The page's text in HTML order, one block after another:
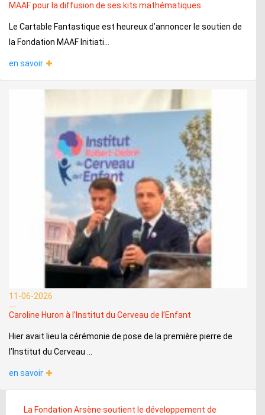
MAAF pour la diffusion de ses kits mathématiques
Le Cartable Fantastique est heureux d’annoncer le soutien de
la Fondation MAAF Initiati...
en savoir
11-06-2026
Caroline Huron à l’Institut du Cerveau de l’Enfant
Hier avait lieu la cérémonie de pose de la première pierre de
l’Institut du Cerveau ...
en savoir
La Fondation Arsène soutient le développement de